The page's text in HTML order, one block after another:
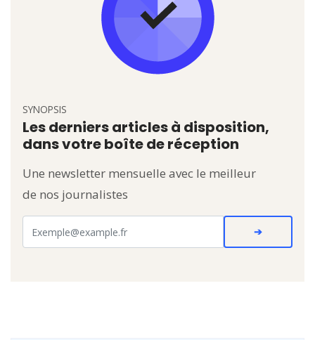
SYNOPSIS
Les derniers articles à disposition,
dans votre boîte de réception
Une newsletter mensuelle avec le meilleur
de nos journalistes